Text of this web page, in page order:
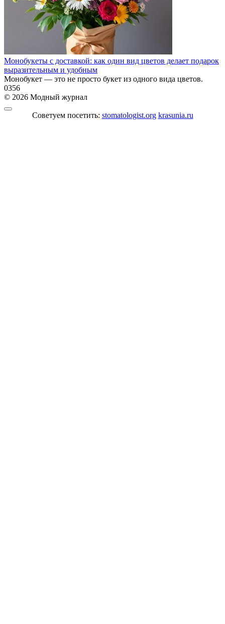
Монобукеты с доставкой: как один вид цветов делает подарок
выразительным и удобным
Монобукет — это не просто букет из одного вида цветов.
0356
© 2026 Модный журнал
Советуем посетить: stomatologist.org krasunia.ru